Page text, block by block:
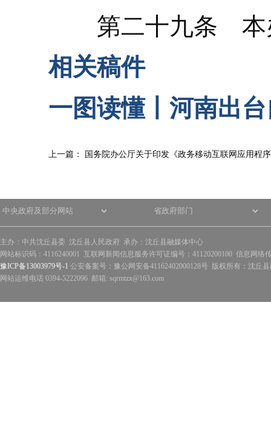
第二十九条 本办
相关稿件
一图读懂丨河南出
上一篇： 国务院办公厅关于印发《政务移动互联网应用程
主办：中共沈丘县委 沈丘县人民政府 承办：沈丘县融媒体中心
网站标识码：4116240001 互联网新闻信息服务许可证编号：41120200100 信息网络
豫ICP备13003979号-1 公安备案号：豫公网安备41162402000128号 版权所有：沈丘
网站运维电话 0394-5222096 邮箱: sqrmtzx@163.com